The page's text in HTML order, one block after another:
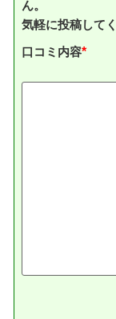
ん。
気軽に投稿して
口コミ内容*